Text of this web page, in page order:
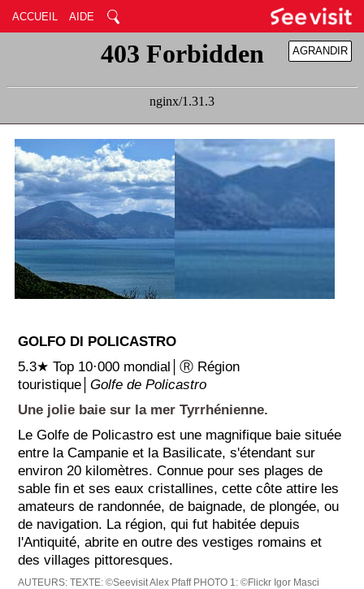
ACCUEIL AIDE
RÉDUIRE
AGRANDIR
GOLFO DI POLICASTRO
5.3★ Top 10·000 mondial│Ⓡ Région
touristique│Golfe de Policastro
Une jolie baie sur la mer Tyrrhénienne.
Le Golfe de Policastro est une magnifique baie située
entre la Campanie et la Basilicate, s'étendant sur
environ 20 kilomètres. Connue pour ses plages de
sable fin et ses eaux cristallines, cette côte attire les
amateurs de randonnée, de baignade, de plongée, ou
de navigation. La région, qui fut habitée depuis
l'Antiquité, abrite en outre des vestiges romains et
des villages pittoresques.
AUTEURS:TEXTE: ©Seevisit Alex Pfaff PHOTO 1: ©Flickr Igor Masci